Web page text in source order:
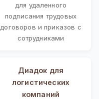
для удаленного
подписания трудовых
договоров и приказов с
сотрудниками
Диадок для
логистических
компаний